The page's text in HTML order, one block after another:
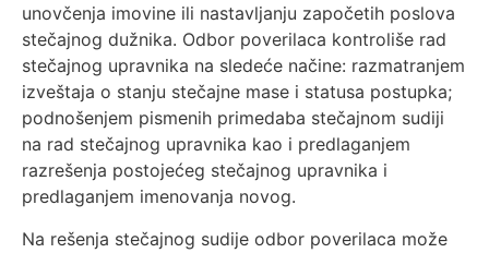
unovčenja imovine ili nastavljanju započetih poslova
stečajnog dužnika. Odbor poverilaca kontroliše rad
stečajnog upravnika na sledeće načine: razmatranjem
izveštaja o stanju stečajne mase i statusa postupka;
podnošenjem pismenih primedaba stečajnom sudiji
na rad stečajnog upravnika kao i predlaganjem
razrešenja postojećeg stečajnog upravnika i
predlaganjem imenovanja novog.
Na rešenja stečajnog sudije odbor poverilaca može